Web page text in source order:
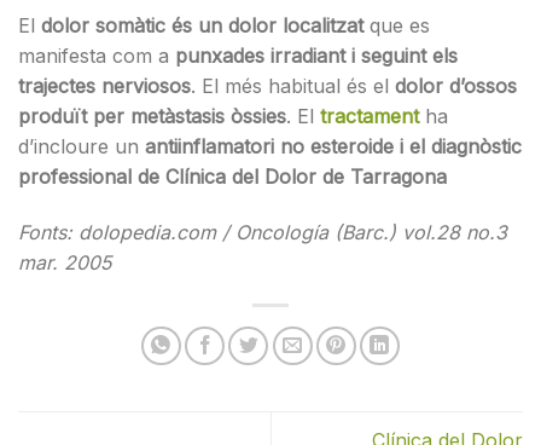
El dolor somàtic és un dolor localitzatque es
manifesta com a punxades irradiant i seguint els
trajectes nerviosos. El més habitual és el dolor d’ossos
produït per metàstasis òssies. El tractament ha
d’incloure un antiinflamatori no esteroide i el diagnòstic
professional de Clínica del Dolor de Tarragona
Fonts: dolopedia.com / Oncología (Barc.) vol.28 no.3
mar. 2005
Clínica del Dolor